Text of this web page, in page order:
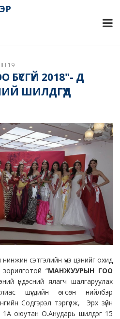
19
2018"- Д
ШИЛДГҮҮД
нинжин сэтгэлийн үнэ цэнийг охид
зорилготой “МАНЖУУРЫН ГОО
үндэсний ялагч шалгаруулах
шүүгдийн өгсөн нийлбэр
Содгэрэл тэргүүлж, Эрх зүйн
оюутан О.Анударь шилдэг 15